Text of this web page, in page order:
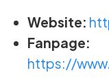
Website:
Fanpage:
https://